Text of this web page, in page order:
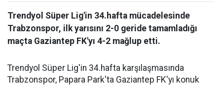
Trendyol Süper Lig'in 34.hafta mücadelesinde
Trabzonspor, ilk yarısını 2-0 geride tamamladığı
maçta Gaziantep FK'yı 4-2 mağlup etti.
Trendyol Süper Lig'in 34.hafta karşılaşmasında
Trabzonspor, Papara Park'ta Gaziantep FK'yı konuk